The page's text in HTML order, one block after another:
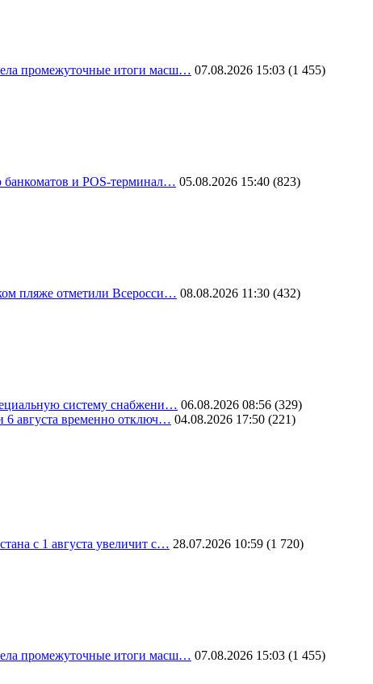
промежуточные итоги масш… 07.08.2026 15:03 (1 455)
банкоматов и POS-терминал… 05.08.2026 15:40 (823)
пляже отметили Всеросси… 08.08.2026 11:30 (432)
систему снабжени… 06.08.2026 08:56 (329)
6 августа временно отключ… 04.08.2026 17:50 (221)
с 1 августа увеличит с… 28.07.2026 10:59 (1 720)
промежуточные итоги масш… 07.08.2026 15:03 (1 455)